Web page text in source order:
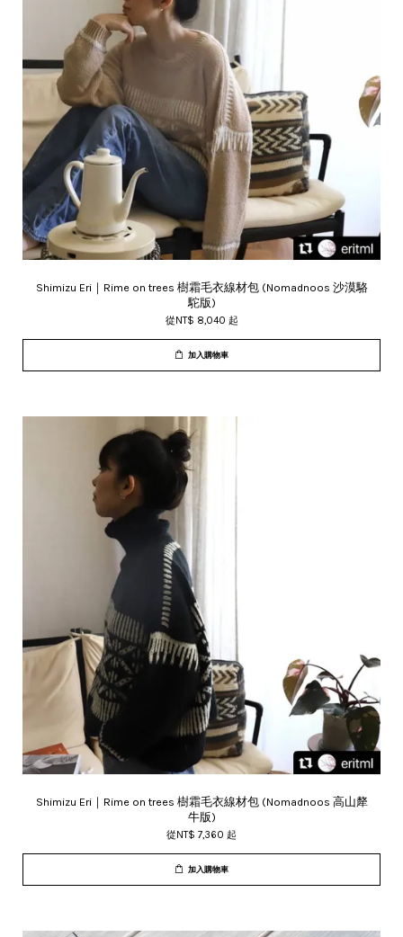
Shimizu Eri｜Rime on trees 樹霜毛衣線材包 (Nomadnoos 沙漠駱
駝版)
從NT$ 8,040 起
加入購物車
Shimizu Eri｜Rime on trees 樹霜毛衣線材包 (Nomadnoos 高山犛
牛版)
從NT$ 7,360 起
加入購物車